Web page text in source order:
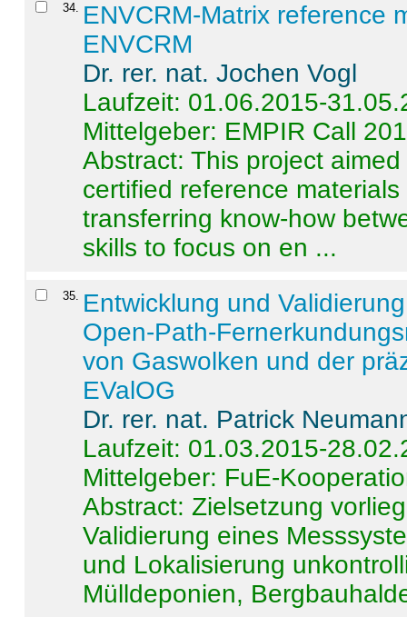
34. ENVCRM-Matrix reference
ENVCRM
Dr. rer. nat. Jochen Vogl
Laufzeit: 01.06.2015-
Mittelgeber: EMPIR Call
Abstract:This project
certified reference
transferring know-how
skills to focus on en ...
35. Entwicklung und
Open-Path-
von Gaswolken und der
EValOG
Dr. rer. nat. Patrick
Laufzeit: 01.03.2015-
Mittelgeber: FuE-
Abstract:Zielsetzung
Validierung eines
und Lokalisierung
Mülldeponien,